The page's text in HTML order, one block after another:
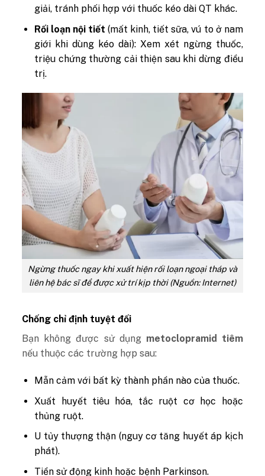
giải, tránh phối hợp với thuốc kéo dài QT khác.
Rối loạn nội tiết (mất kinh, tiết sữa, vú to ở nam
giới khi dùng kéo dài): Xem xét ngừng thuốc,
triệu chứng thường cải thiện sau khi dừng điều
trị.
Ngừng thuốc ngay khi xuất hiện rối loạn ngoại tháp và
liên hệ bác sĩ để được xử trí kịp thời (Nguồn: Internet)
Chống chỉ định tuyệt đối
Bạn không được sử dụng metoclopramid tiêm
nếu thuộc các trường hợp sau:
Mẫn cảm với bất kỳ thành phần nào của thuốc.
Xuất huyết tiêu hóa, tắc ruột cơ học hoặc
thủng ruột.
U tủy thượng thận (nguy cơ tăng huyết áp kịch
phát).
Tiền sử động kinh hoặc bệnh Parkinson.